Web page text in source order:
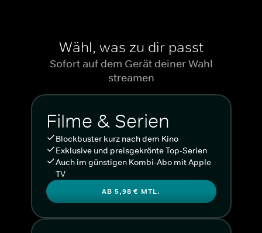
Wähl, was zu dir passt
Sofort auf dem Gerät deiner Wahl
streamen
Filme & Serien
Blockbuster kurz nach dem Kino
Exklusive und preisgekrönte Top-Serien
Auch im günstigen Kombi-Abo mit Apple
TV
AB 5,98 € MTL.